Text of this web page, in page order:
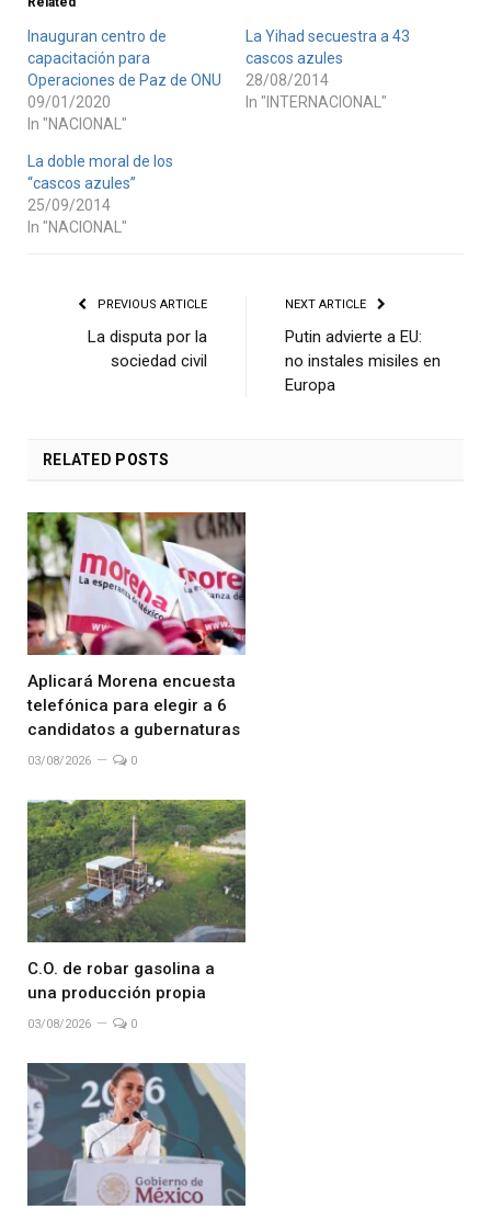
Inauguran centro de
capacitación para
Operaciones de Paz de ONU
09/01/2020
In "NACIONAL"
La Yihad secuestra a 43
cascos azules
28/08/2014
In "INTERNACIONAL"
La doble moral de los
“cascos azules”
25/09/2014
In "NACIONAL"
PREVIOUS ARTICLE
La disputa por la
sociedad civil
NEXT ARTICLE
Putin advierte a EU:
no instales misiles en
Europa
RELATED POSTS
Aplicará Morena encuesta
telefónica para elegir a 6
candidatos a gubernaturas
03/08/2026 0
C.O. de robar gasolina a
una producción propia
03/08/2026 0